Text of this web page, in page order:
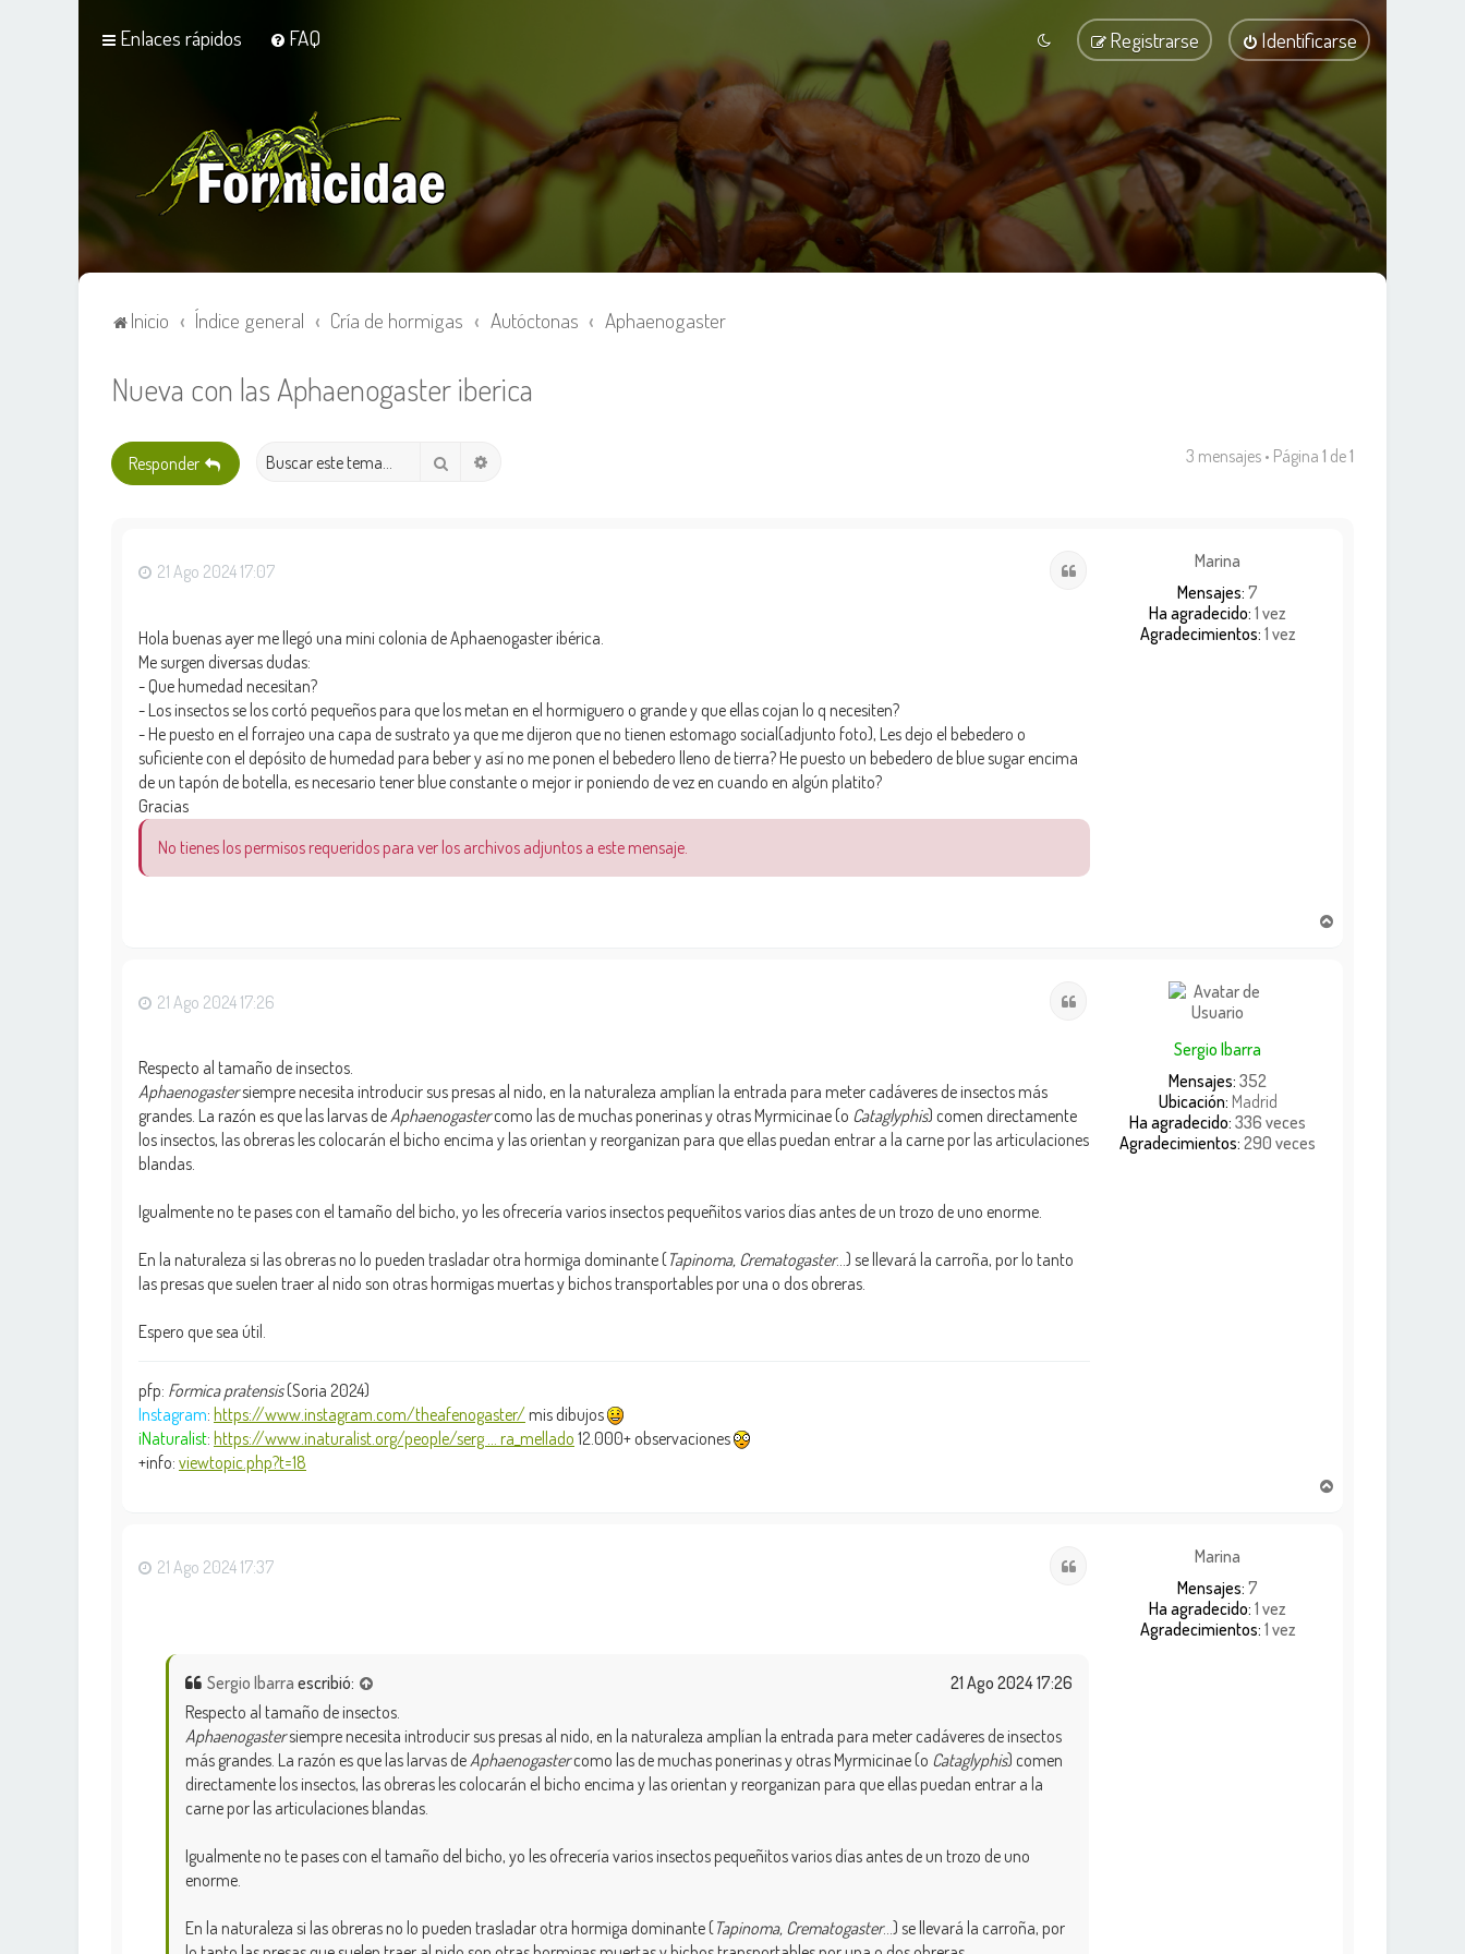
Enlaces rápidos FAQ Identificarse
Registrarse
Inicio Índice general Cría de hormigas Autóctonas Aphaenogaster
Nueva con las Aphaenogaster iberica
Responder Buscar 3 mensajes • Página 1 de1
Marina
Mensajes: 7
Ha agradecido: 1 vez
Agradecimientos: 1 vez
21 Ago 2024 17:07
Hola buenas ayer me llegó una mini colonia de Aphaenogaster ibérica.
Me surgen diversas dudas:
- Que humedad necesitan?
- Los insectos se los cortó pequeños para que los metan en el hormiguero o grande y que ellas cojan lo q necesiten?
- He puesto en el forrajeo una capa de sustrato ya que me dijeron que no tienen estomago social(adjunto foto), Les dejo el bebedero o
suficiente con el depósito de humedad para beber y así no me ponen el bebedero lleno de tierra? He puesto un bebedero de blue sugar encima
de un tapón de botella, es necesario tener blue constante o mejor ir poniendo de vez en cuando en algún platito?
Gracias
No tienes los permisos requeridos para ver los archivos adjuntos a este mensaje.
Sergio Ibarra
Mensajes: 352
Ubicación: Madrid
Ha agradecido: 336 veces
Agradecimientos: 290 veces
21 Ago 2024 17:26
Respecto al tamaño de insectos.
Aphaenogastersiempre necesita introducir sus presas al nido, en la naturaleza amplían la entrada para meter cadáveres de insectos más
grandes. La razón es que las larvas deAphaenogastercomo las de muchas ponerinas y otras Myrmicinae (o Cataglyphis) comen directamente
los insectos, las obreras les colocarán el bicho encima y las orientan y reorganizan para que ellas puedan entrar a la carne por las articulaciones
blandas.
Igualmente no te pases con el tamaño del bicho, yo les ofrecería varios insectos pequeñitos varios días antes de un trozo de uno enorme.
En la naturaleza si las obreras no lo pueden trasladar otra hormiga dominante (Tapinoma, Crematogaster...) se llevará la carroña, por lo tanto
las presas que suelen traer al nido son otras hormigas muertas y bichos transportables por una o dos obreras.
Espero que sea útil.
pfp: Formica pratensis(Soria 2024)
Instagram: https://www.instagram.com/theafenogaster/ mis dibujos
iNaturalist: https://www.inaturalist.org/people/serg ... ra_mellado 12.000+ observaciones
+info: viewtopic.php?t=18
Marina
Mensajes: 7
Ha agradecido: 1 vez
Agradecimientos: 1 vez
21 Ago 2024 17:37
Sergio Ibarra escribió:
21 Ago 2024 17:26
Respecto al tamaño de insectos.
Aphaenogastersiempre necesita introducir sus presas al nido, en la naturaleza amplían la entrada para meter cadáveres de insectos
más grandes. La razón es que las larvas de Aphaenogastercomo las de muchas ponerinas y otras Myrmicinae (o Cataglyphis) comen
directamente los insectos, las obreras les colocarán el bicho encima y las orientan y reorganizan para que ellas puedan entrar a la
carne por las articulaciones blandas.
Igualmente no te pases con el tamaño del bicho, yo les ofrecería varios insectos pequeñitos varios días antes de un trozo de uno
enorme.
En la naturaleza si las obreras no lo pueden trasladar otra hormiga dominante (Tapinoma, Crematogaster...) se llevará la carroña, por